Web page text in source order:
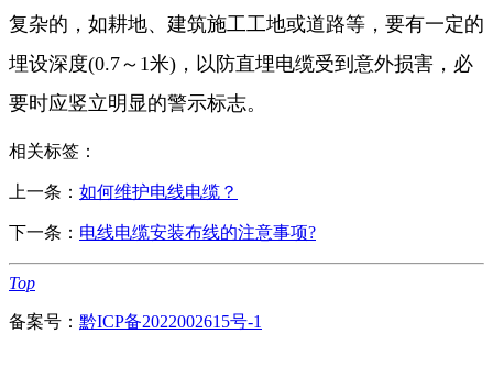
复杂的，如耕地、建筑施工工地或道路等，要有一定的
埋设深度(0.7～1米)，以防直埋电缆受到意外损害，必
要时应竖立明显的警示标志。
相关标签：
上一条： 如何维护电线电缆？
下一条： 电线电缆安装布线的注意事项?
Top
备案号： 黔ICP备2022002615号-1